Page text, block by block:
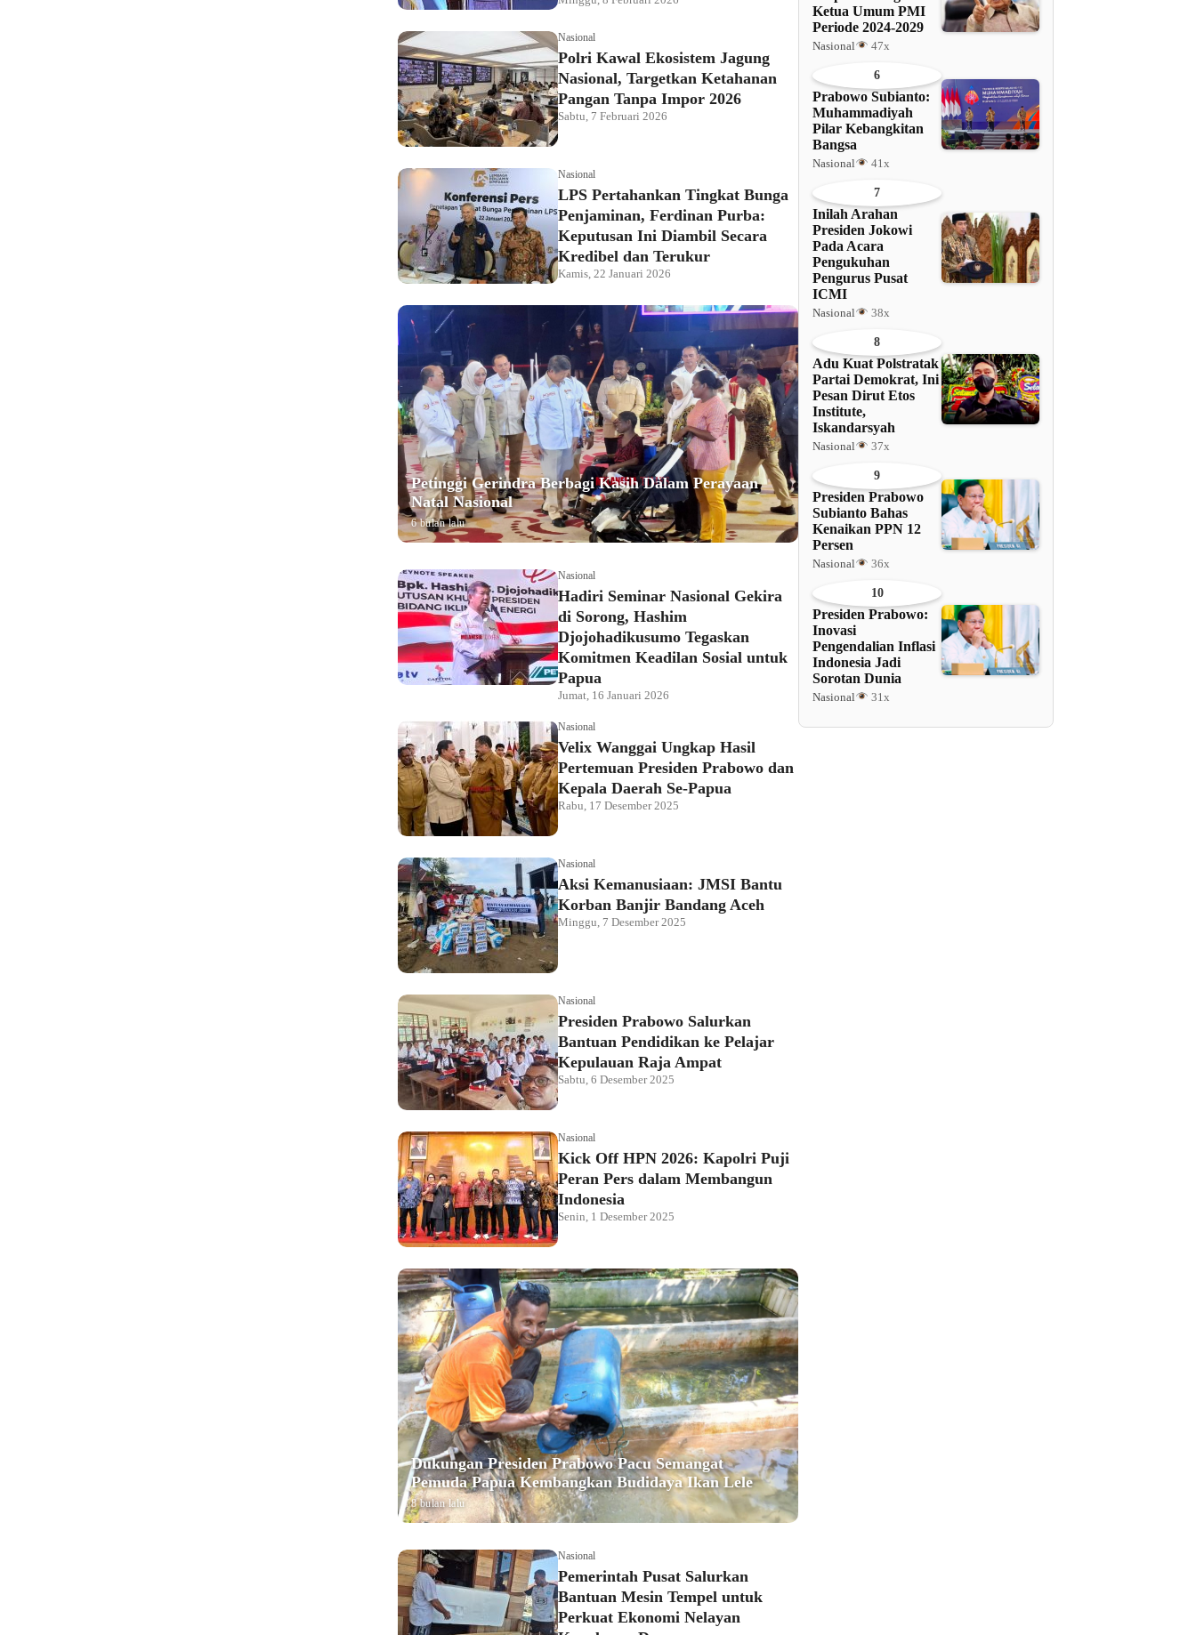
Nasional
Polri Kawal Ekosistem Jagung
Nasional, Targetkan Ketahanan
Pangan Tanpa Impor 2026
Sabtu, 7 Februari 2026
Nasional
LPS Pertahankan Tingkat Bunga
Penjaminan, Ferdinan Purba:
Keputusan Ini Diambil Secara
Kredibel dan Terukur
Kamis, 22 Januari 2026
Petinggi Gerindra Berbagi Kasih Dalam Perayaan
Natal Nasional
6 bulan lalu
Nasional
Hadiri Seminar Nasional Gekira
di Sorong, Hashim
Djojohadikusumo Tegaskan
Komitmen Keadilan Sosial untuk
Papua
Jumat, 16 Januari 2026
Nasional
Velix Wanggai Ungkap Hasil
Pertemuan Presiden Prabowo dan
Kepala Daerah Se-Papua
Rabu, 17 Desember 2025
Nasional
Aksi Kemanusiaan: JMSI Bantu
Korban Banjir Bandang Aceh
Minggu, 7 Desember 2025
Nasional
Presiden Prabowo Salurkan
Bantuan Pendidikan ke Pelajar
Kepulauan Raja Ampat
Sabtu, 6 Desember 2025
Nasional
Kick Off HPN 2026: Kapolri Puji
Peran Pers dalam Membangun
Indonesia
Senin, 1 Desember 2025
Dukungan Presiden Prabowo Pacu Semangat
Pemuda Papua Kembangkan Budidaya Ikan Lele
8 bulan lalu
Nasional
Pemerintah Pusat Salurkan
Bantuan Mesin Tempel untuk
Perkuat Ekonomi Nelayan
Ketua Umum PMI
Periode 2024-2029
Nasional 47x
6
Prabowo Subianto:
Muhammadiyah
Pilar Kebangkitan
Bangsa
Nasional 41x
7
Inilah Arahan
Presiden Jokowi
Pada Acara
Pengukuhan
Pengurus Pusat
ICMI
Nasional 38x
8
Adu Kuat Polstratak
Partai Demokrat, Ini
Pesan Dirut Etos
Institute,
Iskandarsyah
Nasional 37x
9
Presiden Prabowo
Subianto Bahas
Kenaikan PPN 12
Persen
Nasional 36x
10
Presiden Prabowo:
Inovasi
Pengendalian Inflasi
Indonesia Jadi
Sorotan Dunia
Nasional 31x